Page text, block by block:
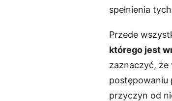
spełnienia
Przede
którego jest
zaznaczyć, że
postępowaniu
przyczyn od